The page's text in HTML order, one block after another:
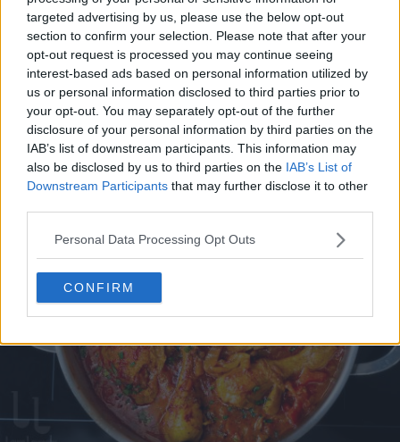
targeted advertising by us, please use the below opt-out
section to confirm your selection. Please note that after your
opt-out request is processed you may continue seeing
interest-based ads based on personal information utilized by
us or personal information disclosed to third parties prior to
your opt-out. You may separately opt-out of the further
disclosure of your personal information by third parties on the
IAB’s list of downstream participants. This information may
also be disclosed by us to third parties on the IAB’s List of
Downstream Participants that may further disclose it to other
Personal Data Processing Opt Outs
CONFIRM
Mâncare de dovlecei cu roșii și ardei – rețetă simplă de vară –
VIDEO+text
28.07.2026